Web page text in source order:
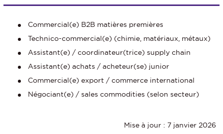
Commercial(e) B2B matières premières
Technico-commercial(e) (chimie, matériaux, métaux)
Assistant(e) / coordinateur(trice) supply chain
Assistant(e) achats / acheteur(se) junior
Commercial(e) export / commerce international
Négociant(e) / sales commodities (selon secteur)
Mise à jour : 7 janvier 2026